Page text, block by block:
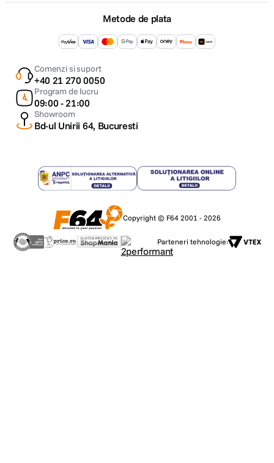
Metode de plata
Comenzi si suport
+40 21 270 0050
Program de lucru
09:00 - 21:00
Showroom
Bd-ul Unirii 64, Bucuresti
Copyright © F64 2001 - 2026
Parteneri tehnologie: